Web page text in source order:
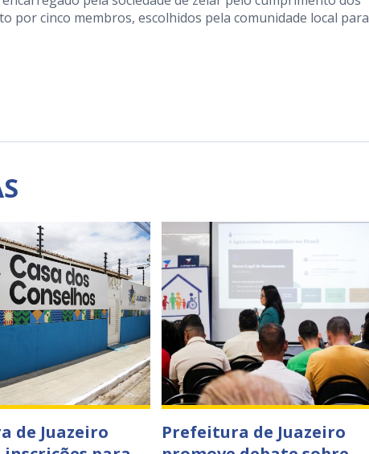
por cinco membros, escolhidos pela comunidade local para
de Juazeiro
Prefeitura de Juazeiro